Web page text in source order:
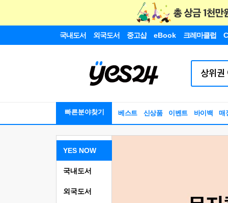
국내도서 외국도서 중고샵 eBook 크레마클럽
빠른분야찾기 베스트 신상품 이벤트 바이백 매
YES NOW
국내도서
외국도서